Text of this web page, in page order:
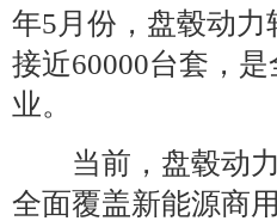
年5月份，盘毂动
接近60000台套，
业。
当前，盘毂动力
全面覆盖新能源商